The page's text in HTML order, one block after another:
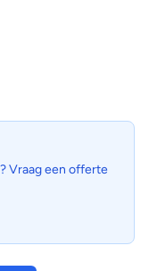
Vraag een offerte